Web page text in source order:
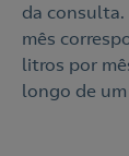
da
mês
litros por
longo de